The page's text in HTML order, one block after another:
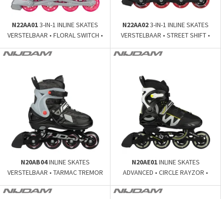
N22AA013-IN-1 INLINE SKATES
VERSTELBAAR • FLORAL SWITCH •
N22AA023-IN-1 INLINE SKATES
VERSTELBAAR • STREET SHIFT •
N20AB04INLINE SKATES
VERSTELBAAR • TARMAC TREMOR
N20AE01INLINE SKATES
ADVANCED • CIRCLE RAYZOR •